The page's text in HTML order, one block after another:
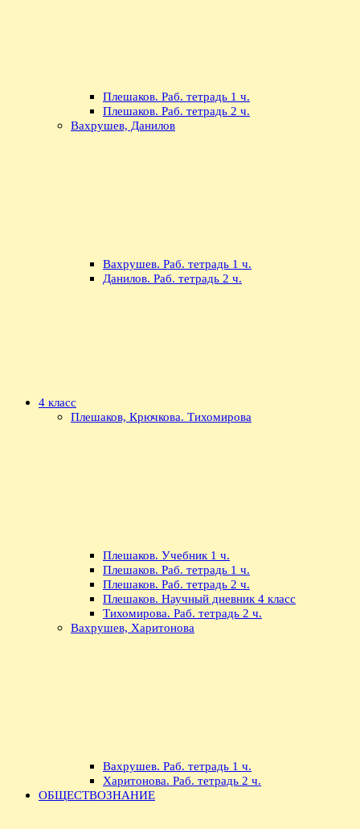
Плешаков. Раб. тетрадь 1 ч.
Плешаков. Раб. тетрадь 2 ч.
Вахрушев, Данилов
Вахрушев. Раб. тетрадь 1 ч.
Данилов. Раб. тетрадь 2 ч.
4 класс
Плешаков, Крючкова. Тихомирова
Плешаков. Учебник 1 ч.
Плешаков. Раб. тетрадь 1 ч.
Плешаков. Раб. тетрадь 2 ч.
Плешаков. Научный дневник 4 класс
Тихомирова. Раб. тетрадь 2 ч.
Вахрушев, Харитонова
Вахрушев. Раб. тетрадь 1 ч.
Харитонова. Раб. тетрадь 2 ч.
ОБЩЕСТВОЗНАНИЕ